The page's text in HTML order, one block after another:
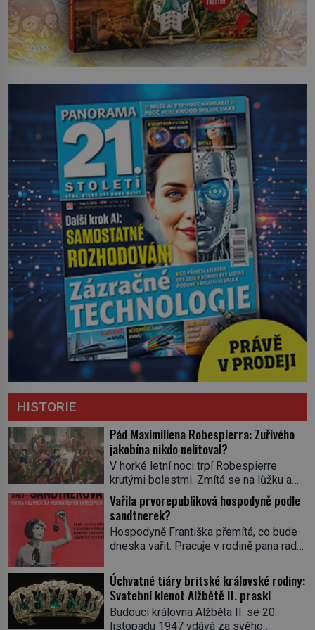
HISTORIE
Pád Maximiliena Robespierra: Zuřivého
jakobína nikdo nelitoval?
V horké letní noci trpí Robespierre
krutými bolestmi. Zmítá se na lůžku a
hlavou mu víří kolotoč myšlenek. Když
se probere z mdlob, vzpomene si na
jednu z pařížských jasnovidek, kterou
před lety navštívil. Prorokovala mu
tragický osud. Tehdy se jí vysmál.
prohlásil o něm jiný významný
francouzský revolucionář, Honoré de
Mirabeau […]
Vařila prvorepubliková hospodyně podle
sandtnerek?
Hospodyně Františka přemítá, co bude
dneska vařit. Pracuje v rodině pana rady
rychle v jedné ze „sandtnerek“.
„Zaplaťpánbůh, že už nemusíme chodit
s lístky,“ povzdechne si směrem ke
služce, kterou má v kuchyni k ruce.
Úchvatné tiáry britské královské rodiny:
Svatební klenot Alžbětě II. praskl
Budoucí královna Alžběta II. se 20.
listopadu 1947 vdává za svého